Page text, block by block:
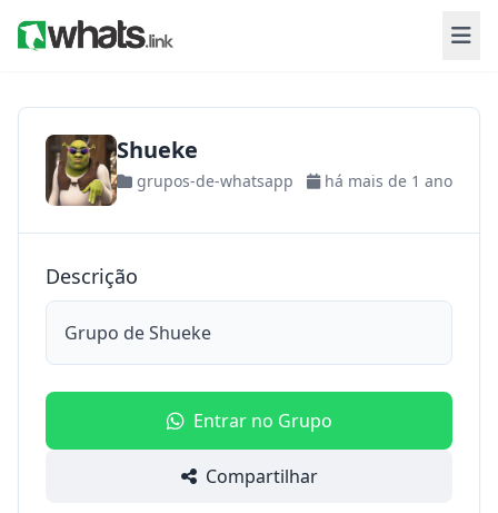
Shueke
grupos-de-whatsapp há mais de 1 ano
Descrição
Grupo de Shueke
Entrar no Grupo
Compartilhar